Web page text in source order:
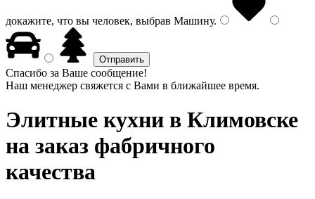
докажите, что вы человек, выбрав Машину.
Спасибо за Ваше сообщение!
Наш менеджер свяжется с Вами в ближайшее время.
Элитные кухни в Климовске
на заказ фабричного
качества